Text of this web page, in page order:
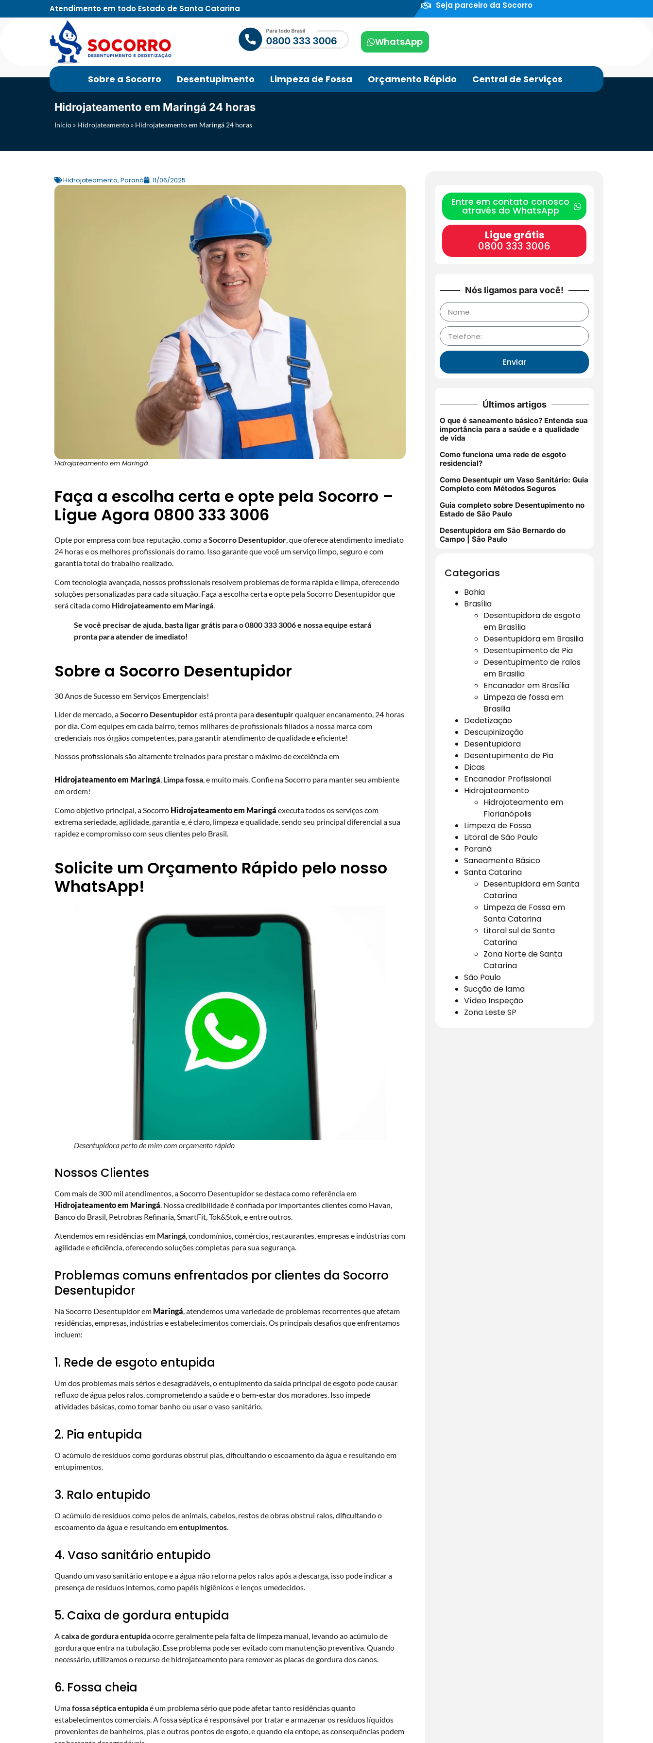
Atendimento em todo Estado de Santa Catarina Seja parceiro da Socorro
WhatsApp
Sobre a Socorro Desentupimento Limpeza de Fossa Orçamento Rápido Central de Serviços
Hidrojateamento em Maringá 24 horas
Início » Hidrojateamento » Hidrojateamento em Maringá 24 horas
Hidrojateamento, Paraná 11/06/2025
Hidrojateamento em Maringá
Faça a escolha certa e opte pela Socorro –
Ligue Agora 0800 333 3006
Opte por empresa com boa reputação, como aSocorro Desentupidor, que oferece atendimento imediato
24 horas e os melhores profissionais do ramo. Isso garante que você um serviço limpo, seguro e com
garantia total do trabalho realizado.
Com tecnologia avançada, nossos profissionais resolvem problemas de forma rápida e limpa, oferecendo
soluções personalizadas para cada situação. Faça a escolha certa e opte pela Socorro Desentupidor que
será citada como Hidrojateamento em Maringá
Se você precisar de ajuda, basta ligar grátis para o0800 333 3006e nossa equipe estará
pronta para atender de imediato!
Sobre a Socorro Desentupidor
30 Anos de Sucesso em Serviços Emergenciais!
Líder de mercado, aSocorro Desentupidorestá pronta paradesentupirqualquer encanamento, 24 horas
por dia. Com equipes em cada bairro, temos milhares de profissionais filiados a nossa marca com
credenciais nos órgãos competentes, para garantir atendimento de qualidade e eficiente!
Nossos profissionais são altamente treinados para prestar o máximo de excelência em
Hidrojateamento em Maringá, Limpa fossa, e muito mais. Confie na Socorro para manter seu ambiente
em ordem!
Como objetivo principal, a Socorro Hidrojateamento em Maringá executa todos os serviços com
extrema seriedade, agilidade, garantia e, é claro, limpeza e qualidade, sendo seu principal diferencial a sua
rapidez e compromisso com seus clientes pelo Brasil.
Solicite um Orçamento Rápido pelo nosso
WhatsApp!
Desentupidora perto de mim com orçamento rápido
Nossos Clientes
Com mais de 300 mil atendimentos, a Socorro Desentupidor se destaca como referência em
Hidrojateamento em Maringá. Nossa credibilidade é confiada por importantes clientes como Havan,
Banco do Brasil, Petrobras Refinaria, SmartFit, Tok&Stok, e entre outros.
Atendemos em residências em Maringá , condomínios, comércios, restaurantes, empresas e indústrias com
agilidade e eficiência, oferecendo soluções completas para sua segurança.
Problemas comuns enfrentados por clientes da Socorro
Desentupidor
Na Socorro Desentupidor em Maringá , atendemos uma variedade de problemas recorrentes que afetam
residências, empresas, indústrias e estabelecimentos comerciais. Os principais desafios que enfrentamos
incluem:
1. Rede de esgoto entupida
Um dos problemas mais sérios e desagradáveis, o entupimento da saída principal de esgoto pode causar
refluxo de água pelos ralos, comprometendo a saúde e o bem-estar dos moradores. Isso impede
atividades básicas, como tomar banho ou usar o vaso sanitário.
2. Pia entupida
O acúmulo de resíduos como gorduras obstrui pias, dificultando o escoamento da água e resultando em
entupimentos.
3. Ralo entupido
O acúmulo de resíduos como pelos de animais, cabelos, restos de obras obstrui ralos, dificultando o
escoamento da água e resultando ementupimentos
4. Vaso sanitário entupido
Quando um vaso sanitário entope e a água não retorna pelos ralos após a descarga, isso pode indicar a
presença de resíduos internos, como papéis higiênicos e lenços umedecidos.
5. Caixa de gordura entupida
A caixa de gordura entupidaocorre geralmente pela falta de limpeza manual, levando ao acúmulo de
gordura que entra na tubulação. Esse problema pode ser evitado com manutenção preventiva. Quando
necessário, utilizamos o recurso de hidrojateamento para remover as placas de gordura dos canos.
6. Fossa cheia
Umafossa séptica entupidaé um problema sério que pode afetar tanto residências quanto
estabelecimentos comerciais. A fossa séptica é responsável por tratar e armazenar os resíduos líquidos
provenientes de banheiros, pias e outros pontos de esgoto, e quando ela entope, as consequências podem
Entre em contato conosco
através do WhatsApp
Ligue grátis
0800 333 3006
Nós ligamos para você!
Enviar
Últimos artigos
O que é saneamento básico? Entenda sua
importância para a saúde e a qualidade
de vida
Como funciona uma rede de esgoto
residencial?
Como Desentupir um Vaso Sanitário: Guia
Completo com Métodos Seguros
Guia completo sobre Desentupimento no
Estado de São Paulo
Desentupidora em São Bernardo do
Campo | São Paulo
Categorias
Bahia
Brasília
Desentupidora de esgoto
em Brasília
Desentupidora em Brasilia
Desentupimento de Pia
Desentupimento de ralos
em Brasilia
Encanador em Brasília
Limpeza de fossa em
Brasilia
Dedetização
Descupinização
Desentupidora
Desentupimento de Pia
Dicas
Encanador Profissional
Hidrojateamento
Hidrojateamento em
Florianópolis
Limpeza de Fossa
Litoral de São Paulo
Paraná
Saneamento Básico
Santa Catarina
Desentupidora em Santa
Catarina
Limpeza de Fossa em
Santa Catarina
Litoral sul de Santa
Catarina
Zona Norte de Santa
Catarina
São Paulo
Sucção de lama
Vídeo Inspeção
Zona Leste SP